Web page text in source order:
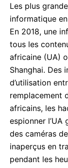
Les plus
informatique
En 2018, une
tous les
africaine (UA)
Shanghai. Des
d’utilisation
remplacement
africains, les
espionner l’UA
des caméras
inaperçus en
pendant les